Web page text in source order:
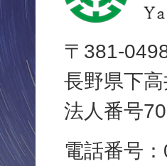
ノ
内
町
役
場
〒381-
長野県下
法人番号
電話番号